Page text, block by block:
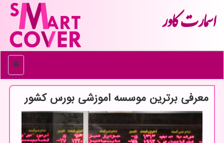
اسمارت كاور
منو
معرفی برترین موسسه اموزشی بورس کشور